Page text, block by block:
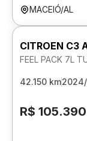
MACEIÓ/AL
CITROEN C3
FEEL PACK 7L
42.150 km
R$ 105.390